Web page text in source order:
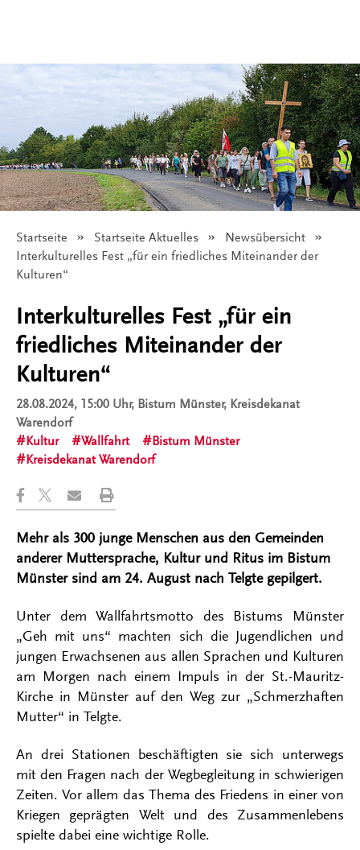
Startseite Startseite Aktuelles
Newsübersicht
Angezeigt:
Interkulturelles Fest „für ein friedliches Miteinander der
Kulturen“
Interkulturelles Fest „für ein
friedliches Miteinander der
Kulturen“
28.08.2024, 15:00 Uhr, Bistum Münster, Kreisdekanat
Warendorf
Kultur
Wallfahrt
Bistum Münster
Kreisdekanat Warendorf
Mehr als 300 junge Menschen aus den Gemeinden
anderer Muttersprache, Kultur und Ritus im Bistum
Münster sind am 24. August nach Telgte gepilgert.
Unter dem Wallfahrtsmotto des Bistums Münster
„Geh mit uns“ machten sich die Jugendlichen und
jungen Erwachsenen aus allen Sprachen und Kulturen
am Morgen nach einem Impuls in der St.-Mauritz-
Kirche in Münster auf den Weg zur „Schmerzhaften
Mutter“ in Telgte.
An drei Stationen beschäftigten sie sich unterwegs
mit den Fragen nach der Wegbegleitung in schwierigen
Zeiten. Vor allem das Thema des Friedens in einer von
Kriegen geprägten Welt und des Zusammenlebens
spielte dabei eine wichtige Rolle.